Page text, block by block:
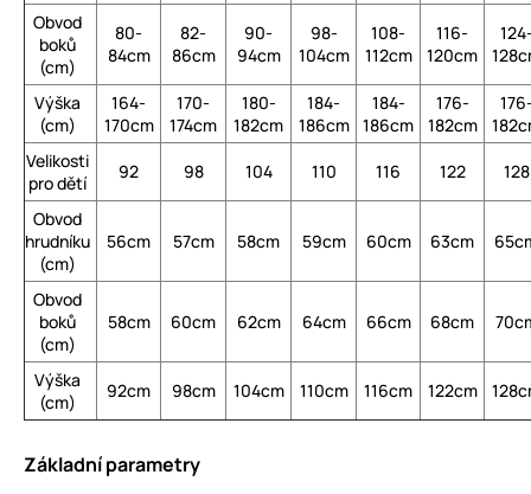
Obvod
boků
(cm)
80-
84cm
82-
86cm
90-
94cm
98-
104cm
108-
112cm
116-
120cm
Výška
(cm)
164-
170cm
170-
174cm
180-
182cm
184-
186cm
184-
186cm
176-
182cm
Velikosti
pro dětí
92 98 104 110 116 122 128
Obvod
hrudníku
(cm)
56cm 57cm 58cm 59cm 60cm 63cm
Obvod
boků
(cm)
58cm 60cm 62cm 64cm 66cm 68cm
Výška
(cm)
92cm 98cm 104cm 110cm 116cm 122cm
Základní parametry